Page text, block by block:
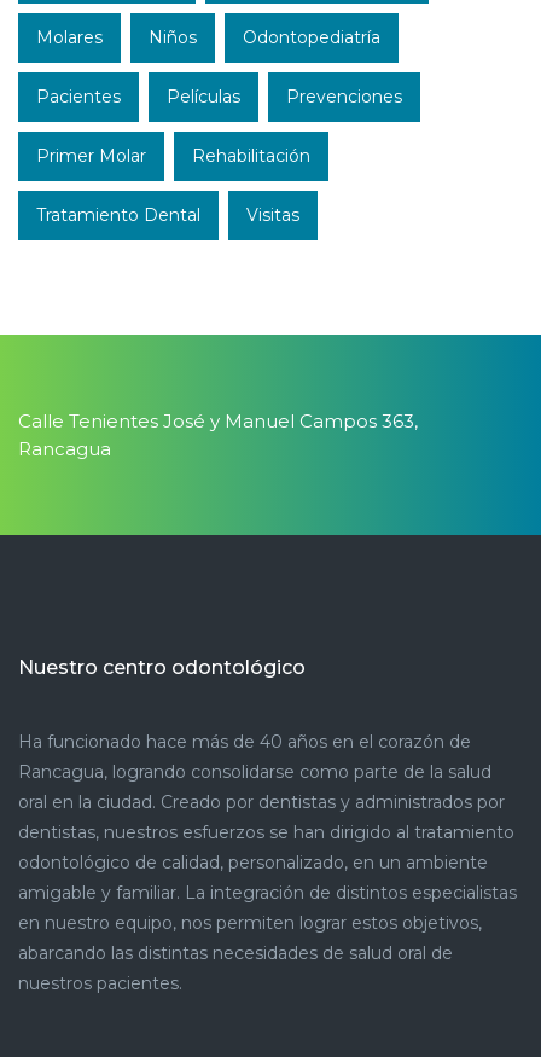
Molares Niños Odontopediatría
Pacientes Películas Prevenciones
Primer Molar Rehabilitación
Tratamiento Dental Visitas
Calle Tenientes José y Manuel Campos 363,
Rancagua
Nuestro centro odontológico
Ha funcionado hace más de 40 años en el corazón de
Rancagua, logrando consolidarse como parte de la salud
oral en la ciudad. Creado por dentistas y administrados por
dentistas, nuestros esfuerzos se han dirigido al tratamiento
odontológico de calidad, personalizado, en un ambiente
amigable y familiar. La integración de distintos especialistas
en nuestro equipo, nos permiten lograr estos objetivos,
abarcando las distintas necesidades de salud oral de
nuestros pacientes.